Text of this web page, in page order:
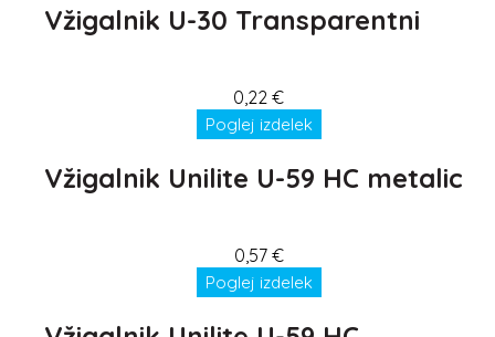
Vžigalnik U-30 Transparentni
0,22 €
Poglej izdelek
Vžigalnik Unilite U-59 HC metalic
0,57 €
Poglej izdelek